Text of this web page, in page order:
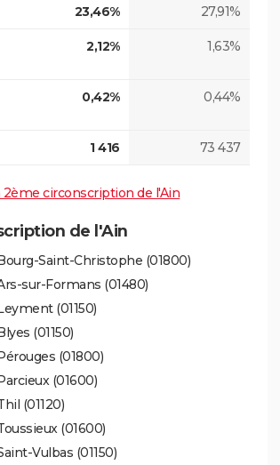
23,46% 27,91%
2,12% 1,63%
0,42% 0,44%
1 416 73 437
2ème circonscription de l'Ain
de l'Ain
Saint-Christophe (01800)
sur-Formans (01480)
(01150)
(01150)
(01800)
(01600)
(01120)
(01600)
Vulbas (01150)